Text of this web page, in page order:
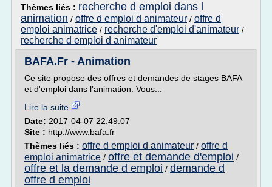
Thèmes liés : recherche d emploi dans l
animation / offre d emploi d animateur / offre d
emploi animatrice / recherche d'emploi d'animateur /
recherche d emploi d animateur
BAFA.Fr - Animation
Ce site propose des offres et demandes de stages BAFA
et d'emploi dans l'animation. Vous...
Lire la suite
Date: 2017-04-07 22:49:07
Site : http://www.bafa.fr
Thèmes liés : offre d emploi d animateur / offre d
emploi animatrice / offre et demande d'emploi /
offre et la demande d emploi / demande d
offre d emploi